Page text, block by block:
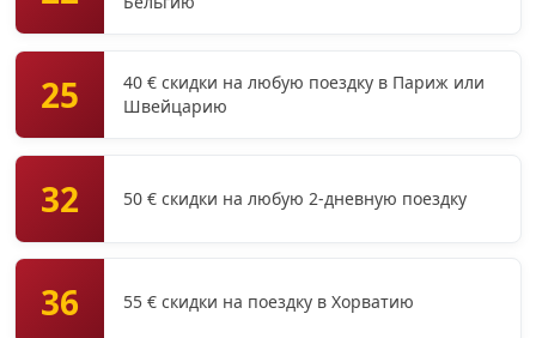
25
40 € скидки на любую поездку в Париж или
Швейцарию
32 50 € скидки на любую 2-дневную поездку
36 55 € скидки на поездку в Хорватию